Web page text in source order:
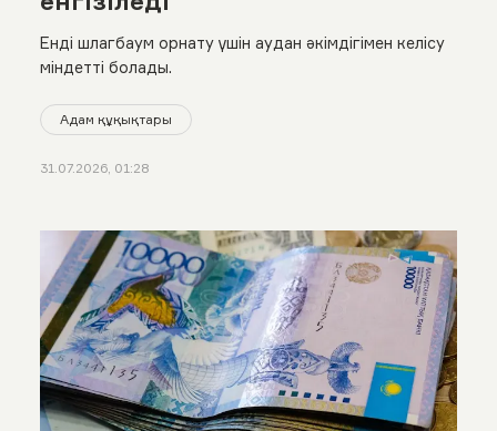
Енді шлагбаум орнату үшін аудан әкімдігімен келісу
міндетті болады.
Адам құқықтары
31.07.2026, 01:28